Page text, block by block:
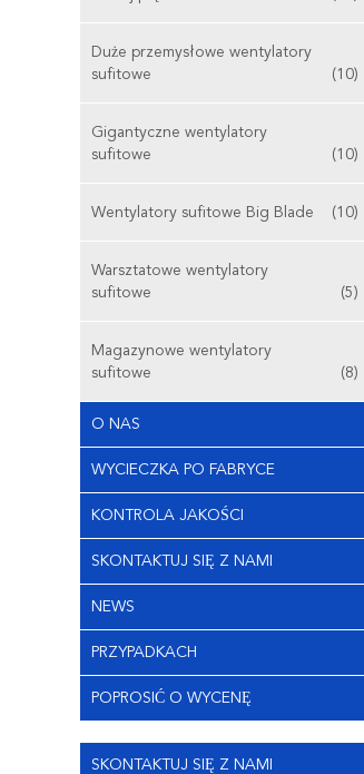
Duże przemysłowe wentylatory
sufitowe
(10)
Gigantyczne wentylatory
sufitowe
(10)
Wentylatory sufitowe Big Blade (10)
Warsztatowe wentylatory
sufitowe
(5)
Magazynowe wentylatory
sufitowe
(8)
O NAS
WYCIECZKA PO FABRYCE
KONTROLA JAKOŚCI
SKONTAKTUJ SIĘ Z NAMI
NEWS
PRZYPADKACH
POPROSIĆ O WYCENĘ
SKONTAKTUJ SIĘ Z NAMI